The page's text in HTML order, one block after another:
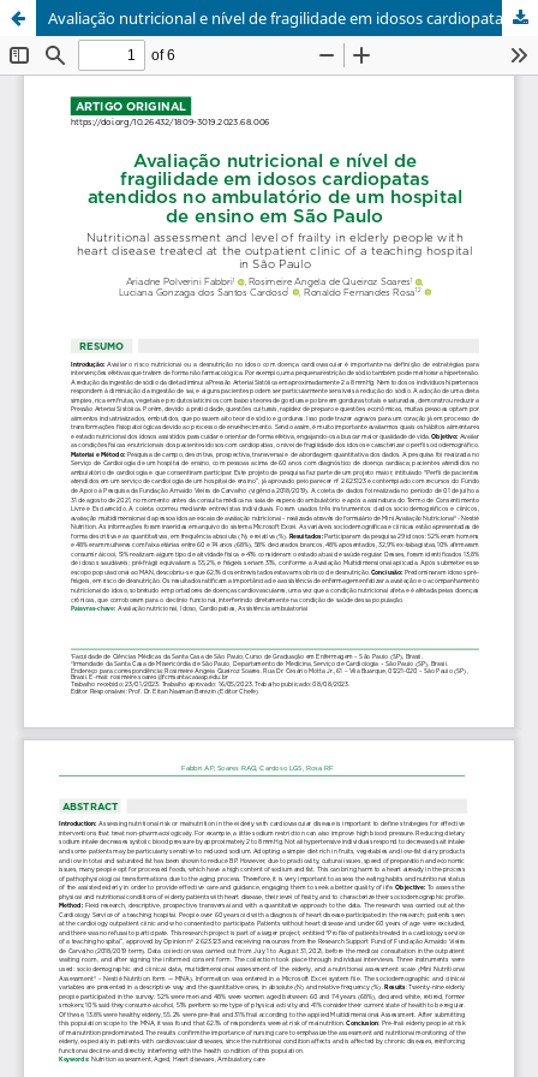
Avaliação nutricional e nível de fragilidade em idosos cardiopatas atendidos no ambulatório de um hospital de ensino em São Paulo